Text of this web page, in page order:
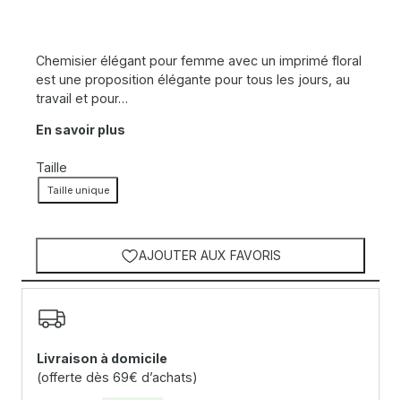
Chemisier élégant pour femme avec un imprimé floral
est une proposition élégante pour tous les jours, au
travail et pour…
En savoir plus
Taille
Taille unique
AJOUTER AUX FAVORIS
Livraison à domicile
(offerte dès 69€ d’achats)